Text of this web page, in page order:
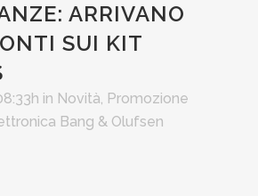
ARRIVANO
SUI KIT
in Novità, Promozione
Bang & Olufsen